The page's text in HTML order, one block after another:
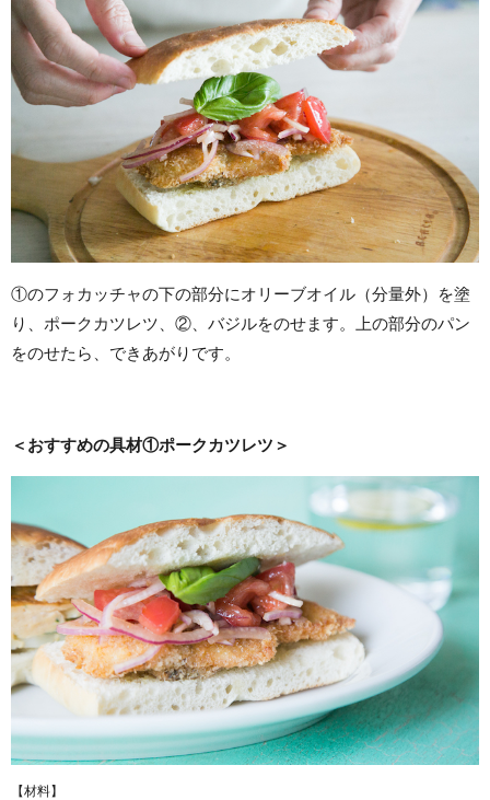
①のフォカッチャの下の部分にオリーブオイル（分量外）を塗
り、ポークカツレツ、②、バジルをのせます。上の部分のパン
をのせたら、できあがりです。
＜おすすめの具材①ポークカツレツ＞
【材料】